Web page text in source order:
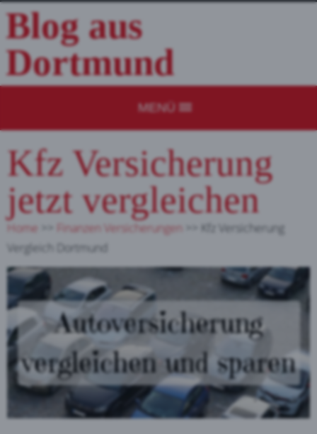
Blog aus
Dortmund
MENÜ
Kfz Versicherung
jetzt vergleichen
Home Finanzen Versicherungen
Kfz Versicherung
Vergleich Dortmund